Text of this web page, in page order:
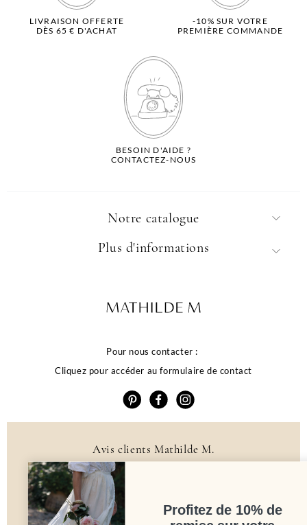
La qualité de votre
expérience dépend
de vos choix
LIVRAISON OFFERTE
DÈS 65 € D'ACHAT
-10% SUR VOTRE
PREMIÈRE COMMANDE
BESOIN D'AIDE ?
CONTACTEZ-NOUS
Notre catalogue
Pour nous contacter :
Cliquez pour accéder au formulaire de contact
Plus d'informations
Avis clients Mathilde M.
Profitez de 10% de